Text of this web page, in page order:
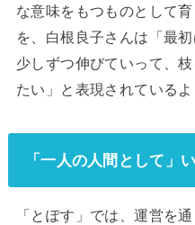
な意味をもつものとして
を、白根良子さんは「最
少しずつ伸びていって、
たい」と表現されているよ
「一人の人間として」
「とぽす」では、運営を